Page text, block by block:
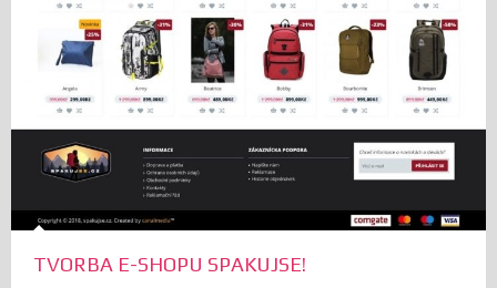
TVORBA E-SHOPU SPAKUJSE!